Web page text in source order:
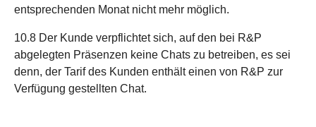
entsprechenden Monat nicht mehr möglich.
10.8 Der Kunde verpflichtet sich, auf den bei R&P
abgelegten Präsenzen keine Chats zu betreiben, es sei
denn, der Tarif des Kunden enthält einen von R&P zur
Verfügung gestellten Chat.